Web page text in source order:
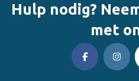
Hulp nodig?
met